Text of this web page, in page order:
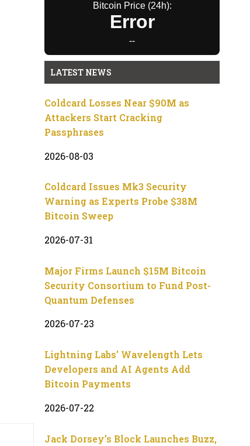
Bitcoin Price (24h):
Error
--
LATEST NEWS
Coldcard Losses Near $90M as
Attackers Start Cracking
Passphrases
2026-08-03
Coldcard Issues Mk3 Security
Warning as Experts Probe $38M
Bitcoin Sweep
2026-07-31
Major Firms Launch $15M Bitcoin
Security Consortium to Fund Post-
Quantum Defenses
2026-07-23
Lightning Labs’ Wavelength Lets
Developers and AI Agents Add
Bitcoin Payments
2026-07-22
Jack Dorsey’s Block Launches Buzz,